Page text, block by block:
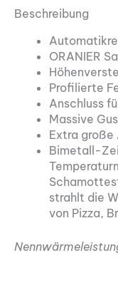
Beschreibung
ORANIER
Profilierte
Anschluss
Massive
Extra große
Bimetall-
strahlt die
von Pizza,